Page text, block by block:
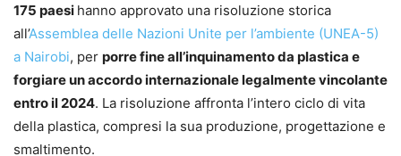
175 paesi hanno approvato una risoluzione storica
all’Assemblea delle Nazioni Unite per l’ambiente (UNEA-5)
a Nairobi, per porre fine all’inquinamento da plastica e
forgiare un accordo internazionale legalmente vincolante
entro il 2024. La risoluzione affronta l’intero ciclo di vita
della plastica, compresi la sua produzione, progettazione e
smaltimento.